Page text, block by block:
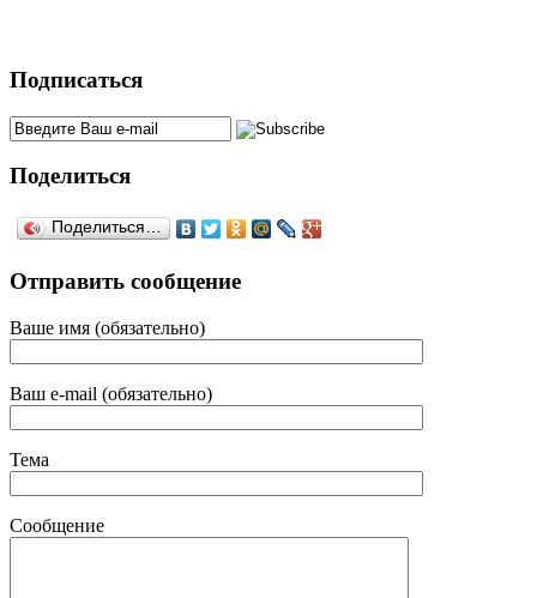
Подписаться
Поделиться
Поделиться…
Отправить сообщение
Ваше имя (обязательно)
Ваш e-mail (обязательно)
Тема
Сообщение